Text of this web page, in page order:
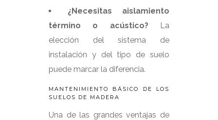
¿Necesitas aislamiento
término o acústico?La
elección del sistema de
instalación y del tipo de suelo
puede marcar la diferencia.
MANTENIMIENTO BÁSICO DE LOS
SUELOS DE MADERA
Una de las grandes ventajas de